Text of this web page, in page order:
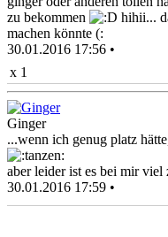
zu bekommen
hihii...
machen könnte (:
30.01.2016 17:56 •
x 1
Ginger
...wenn ich genug platz
aber leider ist es bei mir viel
30.01.2016 17:59 •